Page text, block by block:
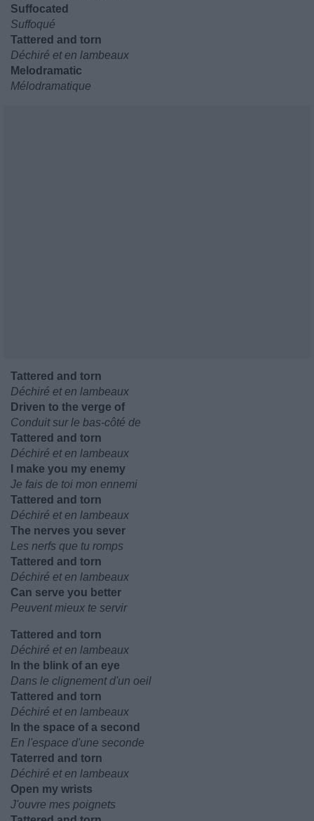
Suffocated
Suffoqué
Tattered and torn
Déchiré et en lambeaux
Melodramatic
Mélodramatique
Tattered and torn
Déchiré et en lambeaux
Driven to the verge of
Conduit sur le bas-côté de
Tattered and torn
Déchiré et en lambeaux
I make you my enemy
Je fais de toi mon ennemi
Tattered and torn
Déchiré et en lambeaux
The nerves you sever
Les nerfs que tu romps
Tattered and torn
Déchiré et en lambeaux
Can serve you better
Peuvent mieux te servir
Tattered and torn
Déchiré et en lambeaux
In the blink of an eye
Dans le clignement d'un oeil
Tattered and torn
Déchiré et en lambeaux
In the space of a second
En l'espace d'une seconde
Taterred and torn
Déchiré et en lambeaux
Open my wrists
J'ouvre mes poignets